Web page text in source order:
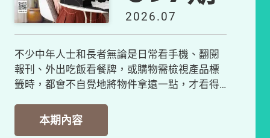
2026.07
不少中年人士和長者無論是日常看手機、翻閱
報刊、外出吃飯看餐牌，或購物需檢視產品標
籤時，都會不自覺地將物件拿遠一點，才看得
本期內容